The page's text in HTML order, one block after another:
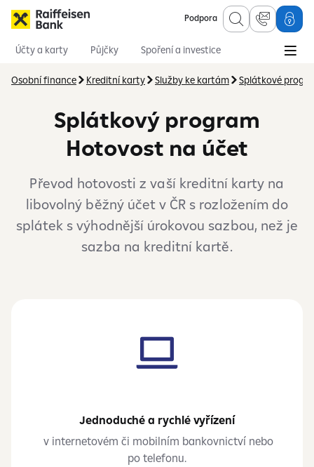
Podpora
Účty a karty Půjčky
Spoření a investice
Osobní finance
Kreditní karty Služby ke kartám Splátkové
Splátkový program
Hotovost na účet
Převod hotovosti z vaší kreditní karty na
libovolný běžný účet v ČR s rozložením do
splátek s výhodnější úrokovou sazbou, než je
sazba na kreditní kartě.
Jednoduché a rychlé vyřízení
v internetovém či mobilním bankovnictví nebo
po telefonu.